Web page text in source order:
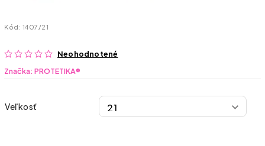
Kód: 1407/21
Neohodnotené
Značka:PROTETIKA®
Veľkosť